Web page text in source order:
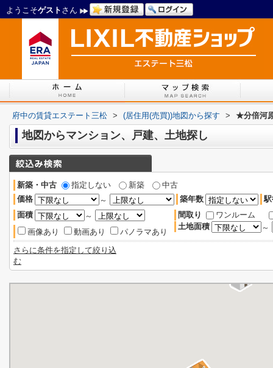
ようこそゲスト さん
府中の賃貸エステート三松 > (居住用(売買))地図から探す > ★分倍河
地図からマンション、戸建、土地探し
新築・中古 指定しない 新築
中古
価格
～ 築年数
面積
～
画像あり
動画あり パノラマあり
間取り
ワンルーム
土地面積
～
さらに条件を指定して絞り込
む